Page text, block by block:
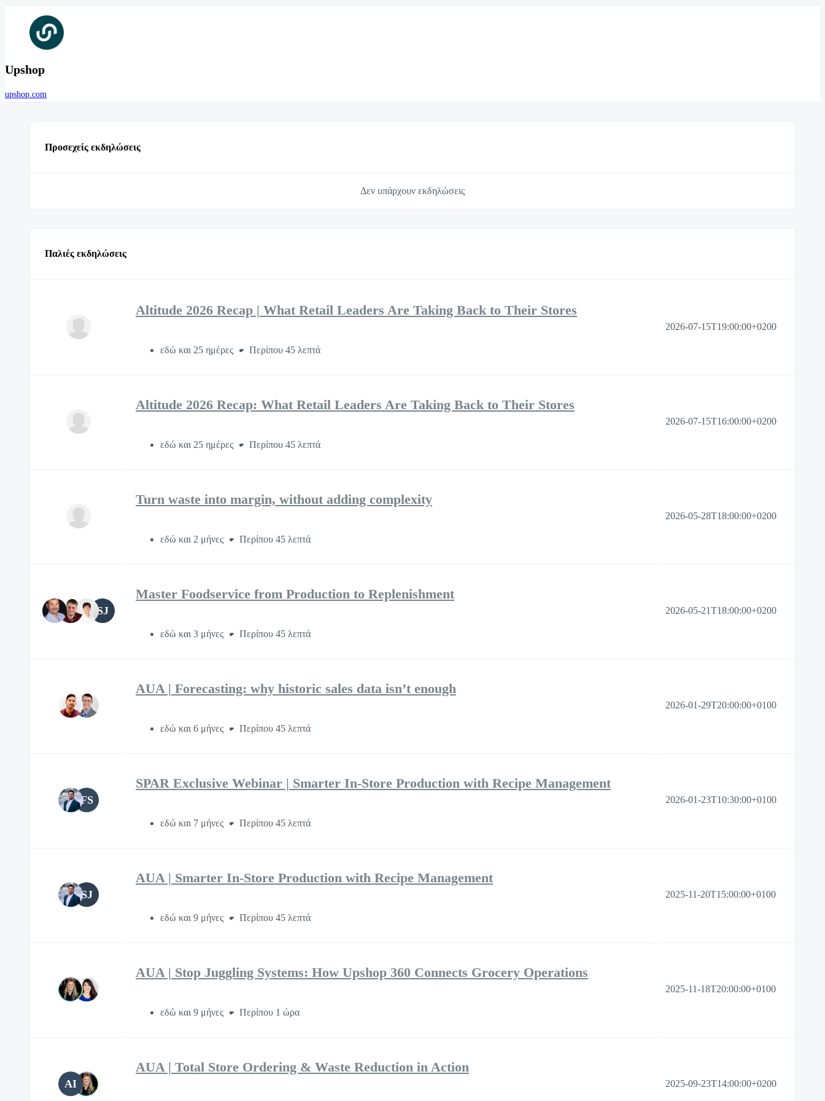
Upshop
upshop.com
Προσεχείς εκδηλώσεις
Δεν υπάρχουν εκδηλώσεις
Παλιές εκδηλώσεις
Altitude 2026 Recap | What Retail Leaders Are Taking Back to Their Stores
εδώ και 25 ημέρες Περίπου 45 λεπτά
2026-07-15T19:00:00+0200
Altitude 2026 Recap: What Retail Leaders Are Taking Back to Their Stores
εδώ και 25 ημέρες Περίπου 45 λεπτά
2026-07-15T16:00:00+0200
Turn waste into margin, without adding complexity
εδώ και 2 μήνες Περίπου 45 λεπτά
2026-05-28T18:00:00+0200
SJ
Master Foodservice from Production to Replenishment
εδώ και 3 μήνες Περίπου 45 λεπτά
2026-05-21T18:00:00+0200
AUA | Forecasting: why historic sales data isn’t enough
εδώ και 6 μήνες Περίπου 45 λεπτά
2026-01-29T20:00:00+0100
FS
SPAR Exclusive Webinar | Smarter In-Store Production with Recipe Management
εδώ και 7 μήνες Περίπου 45 λεπτά
2026-01-23T10:30:00+0100
SJ
AUA | Smarter In-Store Production with Recipe Management
εδώ και 9 μήνες Περίπου 45 λεπτά
2025-11-20T15:00:00+0100
AUA | Stop Juggling Systems: How Upshop 360 Connects Grocery Operations
εδώ και 9 μήνες Περίπου 1 ώρα
2025-11-18T20:00:00+0100
AI
AUA | Total Store Ordering & Waste Reduction in Action
2025-09-23T14:00:00+0200